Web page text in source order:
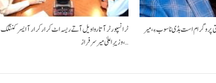
ٹرانسپورٹر آتا روا ویل آتے ریسہ اٹ کرار کرار آ ایسر کننگک
،وزیرِ اعلیٰ میر سرفراز…
پروگرام است بڈی نا سوب ءِ،میر